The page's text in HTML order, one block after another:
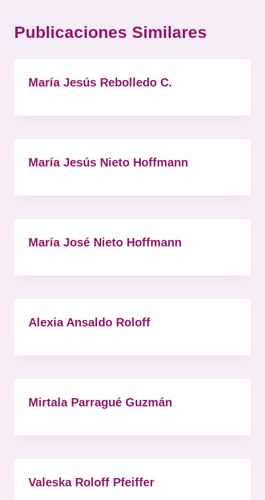
Publicaciones Similares
María Jesús Rebolledo C.
María Jesús Nieto Hoffmann
María José Nieto Hoffmann
Alexia Ansaldo Roloff
Mirtala Parragué Guzmán
Valeska Roloff Pfeiffer